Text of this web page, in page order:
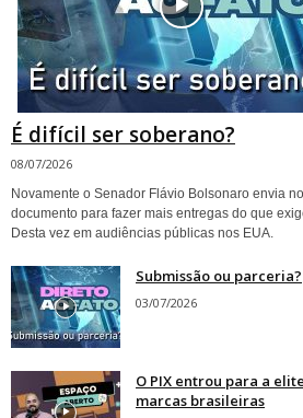
É difícil ser soberano?
08/07/2026
Novamente o Senador Flávio Bolsonaro envia
documento para fazer mais entregas do que
Desta vez em audiências públicas nos EUA.
Submissão ou parceria?
03/07/2026
O PIX entrou para a
marcas brasileiras